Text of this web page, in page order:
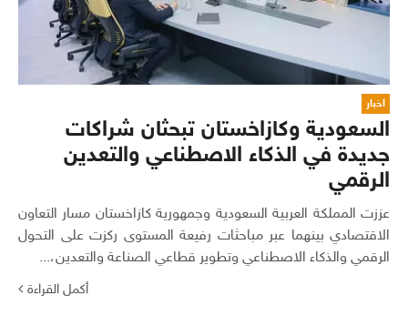
اخبار
السعودية وكازاخستان تبحثان شراكات
جديدة في الذكاء الاصطناعي والتعدين
الرقمي
عززت المملكة العربية السعودية وجمهورية كازاخستان مسار التعاون
الاقتصادي بينهما عبر مباحثات رفيعة المستوى ركزت على التحول
الرقمي والذكاء الاصطناعي وتطوير قطاعي الصناعة والتعدين،...
أكمل القراءة